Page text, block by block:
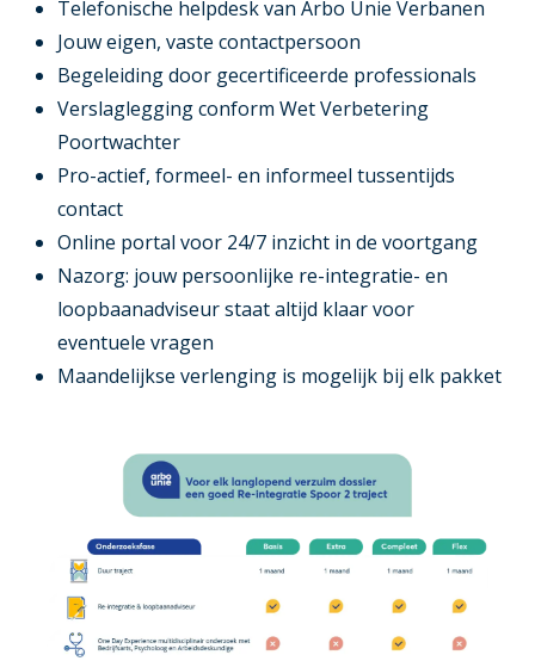
Telefonische helpdesk van Arbo Unie Verbanen
Jouw eigen, vaste contactpersoon
Begeleiding door gecertificeerde professionals
Verslaglegging conform Wet Verbetering
Poortwachter
Pro-actief, formeel- en informeel tussentijds
contact
Online portal voor 24/7 inzicht in de voortgang
Nazorg: jouw persoonlijke re-integratie- en
loopbaanadviseur staat altijd klaar voor
eventuele vragen
Maandelijkse verlenging is mogelijk bij elk pakket